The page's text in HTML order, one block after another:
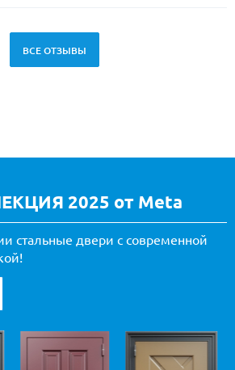
ВСЕ ОТЗЫВЫ
2025 от Meta
стальные двери с современной